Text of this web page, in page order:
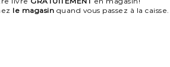
le magasin quand vous passez à la caisse.